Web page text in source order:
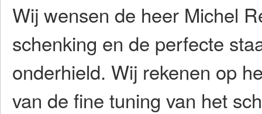
Wij wensen de heer Michel
schenking en de perfecte
onderhield. Wij rekenen op
van de fine tuning van het